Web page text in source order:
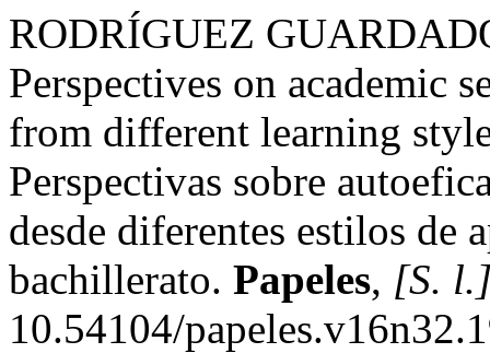
RODRÍGUEZ
Perspectives on academic
from different learning
Perspectivas sobre
desde diferentes estilos de
bachillerato. Papeles, [S.
10.54104/